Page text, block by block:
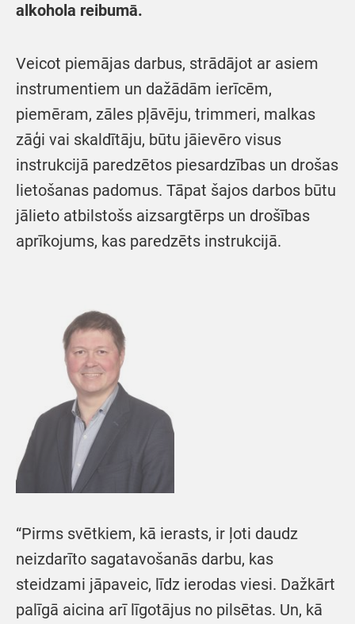
alkohola reibumā.
Veicot piemājas darbus, strādājot ar asiem
instrumentiem un dažādām ierīcēm,
piemēram, zāles pļāvēju, trimmeri, malkas
zāģi vai skaldītāju, būtu jāievēro visus
instrukcijā paredzētos piesardzības un drošas
lietošanas padomus. Tāpat šajos darbos būtu
jālieto atbilstošs aizsargtērps un drošības
aprīkojums, kas paredzēts instrukcijā.
“Pirms svētkiem, kā ierasts, ir ļoti daudz
neizdarīto sagatavošanās darbu, kas
steidzami jāpaveic, līdz ierodas viesi. Dažkārt
palīgā aicina arī līgotājus no pilsētas. Un, kā